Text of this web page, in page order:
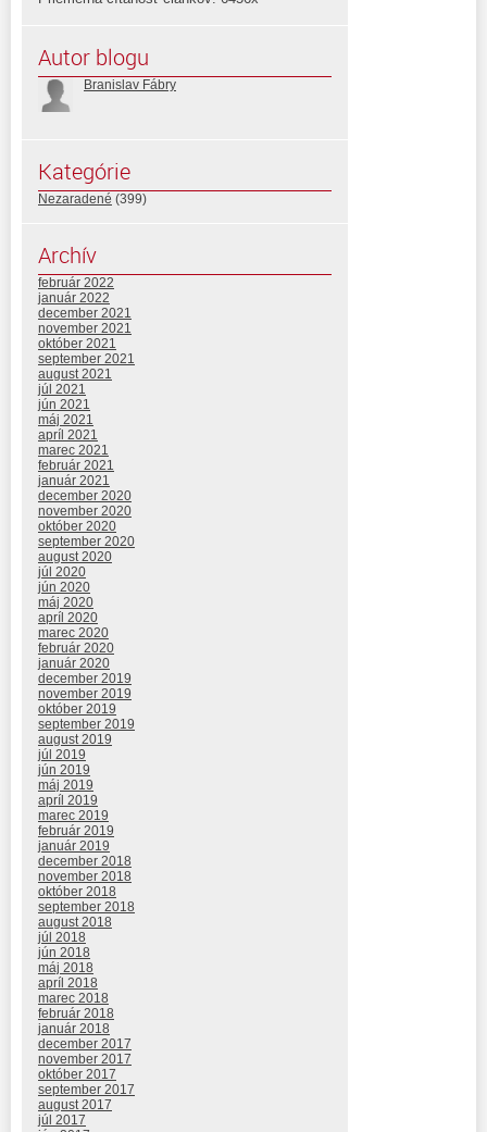
Autor blogu
Branislav Fábry
Kategórie
Nezaradené (399)
Archív
február 2022
január 2022
december 2021
november 2021
október 2021
september 2021
august 2021
júl 2021
jún 2021
máj 2021
apríl 2021
marec 2021
február 2021
január 2021
december 2020
november 2020
október 2020
september 2020
august 2020
júl 2020
jún 2020
máj 2020
apríl 2020
marec 2020
február 2020
január 2020
december 2019
november 2019
október 2019
september 2019
august 2019
júl 2019
jún 2019
máj 2019
apríl 2019
marec 2019
február 2019
január 2019
december 2018
november 2018
október 2018
september 2018
august 2018
júl 2018
jún 2018
máj 2018
apríl 2018
marec 2018
február 2018
január 2018
december 2017
november 2017
október 2017
september 2017
august 2017
júl 2017